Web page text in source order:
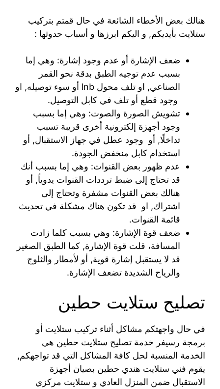
هنالك بعض الأخطاء الشائعة في حال قمتم بتركيب
ستلايت بأيديكم, و اليكم ابرزها و أسباب حدوثها :
ضعف الإشارة أو عدم وجود إشارة: وهي إما
بسبب عدم توجيه الطبق بدقة نحو القمر
الصناعي, او تلف محول lnb أو سوء توصيله, او
وجود قطع أو تلف في كابل التوصيل.
تشويش الصورة والصوت: وهي إما بسبب
وجود أجهزة إلكترونية أخرى قريبة تسبب
تداخلًا, أو وجود عطل في جهاز الاستقبال, أو
استخدام كابل منخفض الجودة.
عدم ظهور بعض القنوات: وهي إما بسبب أنك
قد تحتاج إلى ضبط ترددات القنوات يدوياً, أو
هنالك بعض القنوات مشفرة وتحتاج إلى
اشتراك, او قد تكون هناك مشكلة في تحديث
قائمة القنوات.
ضعف قوة الإشارة: وهي بسبب كلما زادت
المسافة، قلت قوة الإشارة, كما الطبق الصغير
قد لا يستقبل إشارة قوية, أو لأمطار والثلوج
والرياح الشديدة تضعف الإشارة.
تصليح ستلايت حطين
في حال واجهتكم مشاكل أثناء تركيب ستلايت أو
برمجة رسيفر خدمة تصليح ستلايت حطين هي
الخدمة المنسبة لحل كافة المشاكل التي قد تواجهكم,
يقوم فني ستلايت هندي حطين بصيان أجهزة
الاستقبال ضمن المنزل العادي و ستلايت مركزي